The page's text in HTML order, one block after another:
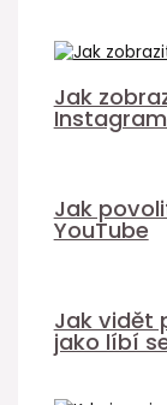
Jak
Jak
YouTube
Jak vidět
jako líbí